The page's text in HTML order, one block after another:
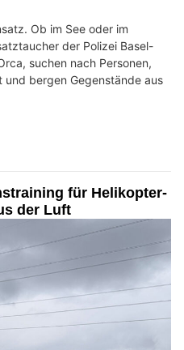
Ob im See oder im
der Polizei Basel-
suchen nach Personen,
bergen Gegenstände aus
für Helikopter-
der Luft